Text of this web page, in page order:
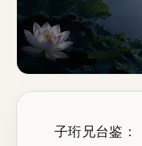
子珩兄台鉴：